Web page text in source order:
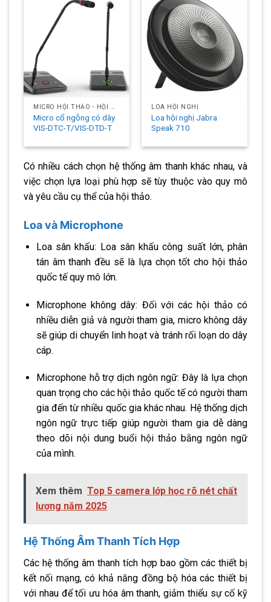
MICRO HỘI THẢO - HỘI NGHỊ
Micro cổ ngỗng có dây
VIS-DTC-T/VIS-DTD-T
LOA HỘI NGHỊ
Loa hội nghị Jabra
Speak 710
Có nhiều cách chọn hệ thống âm thanh khác nhau, và
việc chọn lựa loại phù hợp sẽ tùy thuộc vào quy mô
và yêu cầu cụ thể của hội thảo.
Loa và Microphone
Loa sân khấu: Loa sân khấu công suất lớn, phân
tán âm thanh đều sẽ là lựa chọn tốt cho hội thảo
quốc tế quy mô lớn.
Microphone không dây: Đối với các hội thảo có
nhiều diễn giả và người tham gia, micro không dây
sẽ giúp di chuyển linh hoạt và tránh rối loạn do dây
cáp.
Microphone hỗ trợ dịch ngôn ngữ: Đây là lựa chọn
quan trọng cho các hội thảo quốc tế có người tham
gia đến từ nhiều quốc gia khác nhau. Hệ thống dịch
ngôn ngữ trực tiếp giúp người tham gia dễ dàng
theo dõi nội dung buổi hội thảo bằng ngôn ngữ
của mình.
Xem thêm Top 5 camera lớp học rõ nét chất
lượng năm 2025
Hệ Thống Âm Thanh Tích Hợp
Các hệ thống âm thanh tích hợp bao gồm các thiết bị
kết nối mạng, có khả năng đồng bộ hóa các thiết bị
với nhau để tối ưu hóa âm thanh, giảm thiểu sự cố kỹ